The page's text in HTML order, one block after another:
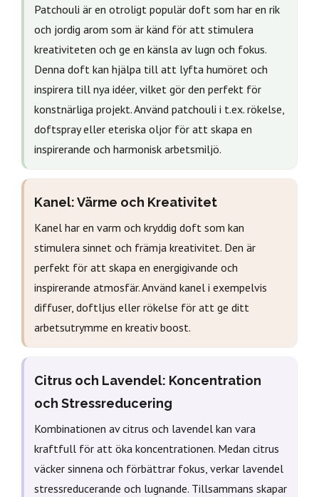
Patchouli är en otroligt populär doft som har en rik
och jordig arom som är känd för att stimulera
kreativiteten och ge en känsla av lugn och fokus.
Denna doft kan hjälpa till att lyfta humöret och
inspirera till nya idéer, vilket gör den perfekt för
konstnärliga projekt. Använd patchouli i t.ex. rökelse,
doftspray eller eteriska oljor för att skapa en
inspirerande och harmonisk arbetsmiljö.
Kanel: Värme och Kreativitet
Kanel har en varm och kryddig doft som kan
stimulera sinnet och främja kreativitet. Den är
perfekt för att skapa en energigivande och
inspirerande atmosfär. Använd kanel i exempelvis
diffuser, doftljus eller rökelse för att ge ditt
arbetsutrymme en kreativ boost.
Citrus och Lavendel: Koncentration
och Stressreducering
Kombinationen av citrus och lavendel kan vara
kraftfull för att öka koncentrationen. Medan citrus
väcker sinnena och förbättrar fokus, verkar lavendel
stressreducerande och lugnande. Tillsammans skapar